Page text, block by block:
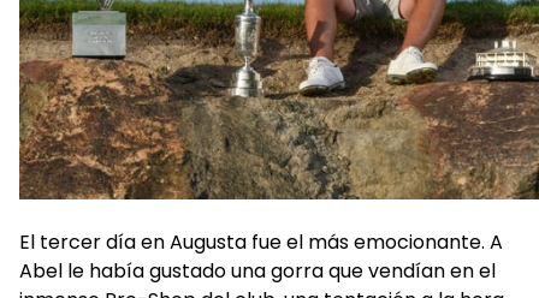
El tercer día en Augusta fue el más emocionante. A
Abel le había gustado una gorra que vendían en el